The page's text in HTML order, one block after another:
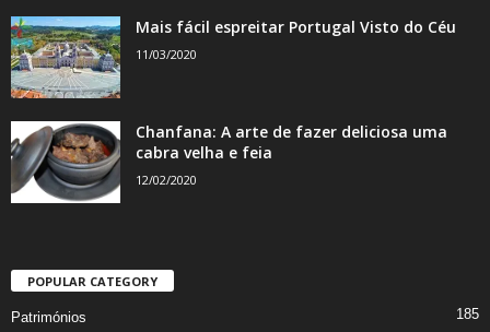
Mais fácil espreitar Portugal Visto do Céu
11/03/2020
Chanfana: A arte de fazer deliciosa uma
cabra velha e feia
12/02/2020
POPULAR CATEGORY
Patrimónios 185